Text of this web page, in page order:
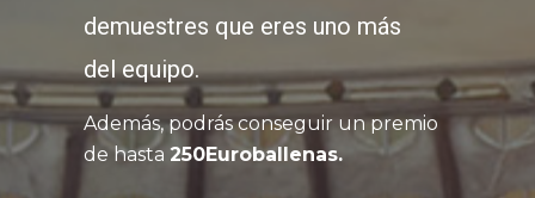
demuestres que eres uno más
del equipo.
Además, podrás conseguir un premio
de hasta 250Euroballenas.